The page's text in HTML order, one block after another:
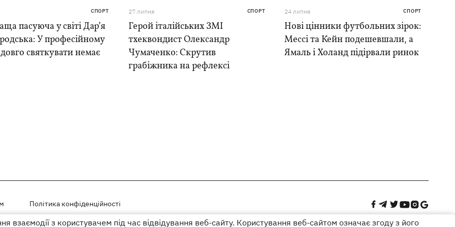
СПОРТ
пасуюча у світі Дар’я
У професійному
святкувати немає
27 липня СПОРТ
Герой італійських ЗМІ
тхеквондист Олександр
Чумаченко: Скрутив
грабіжника на рефлексі
24 липня СПОРТ
Нові цінники футбольних зірок:
Мессі та Кейн подешевшали, а
Ямаль і Холанд підірвали ринок
Політика конфіденційності
на правах рекламиз користувачем під час відвідування веб-сайту. Користування веб-сайтом означає згоду з його